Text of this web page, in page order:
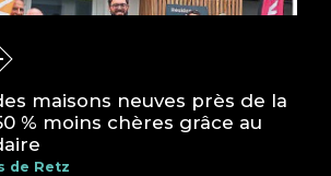
maisons neuves près de la
% moins chères grâce au
de Retz